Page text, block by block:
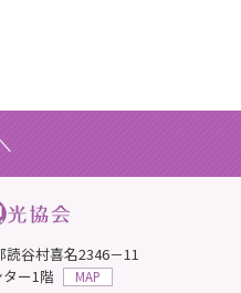
谷村喜名2346－11
ー1階
MAP